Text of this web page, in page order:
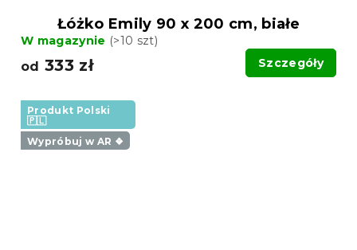
Łóżko Emily 90 x 200 cm, białe
W magazynie (>10 szt)
od 333 zł Szczegóły
Produkt Polski
🇵🇱
Wypróbuj w AR ❖